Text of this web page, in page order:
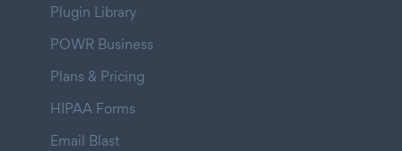
Plugin Library
POWR Business
Plans & Pricing
HIPAA Forms
Email Blast